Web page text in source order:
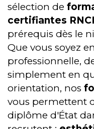
sélection de
certifiantes
prérequis dès le
Que vous soyez
professionnelle,
simplement en
orientation, nos
vous permettent
diplôme d'État